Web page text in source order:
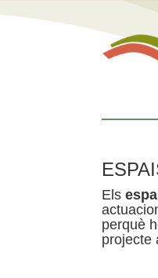
Els
perquè
projecte